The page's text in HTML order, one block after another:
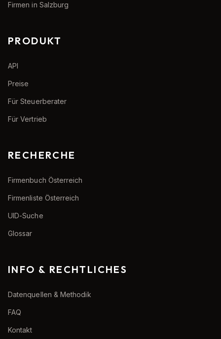
Firmen in Salzburg
PRODUKT
API
Preise
Für Steuerberater
Für Vertrieb
RECHERCHE
Firmenbuch Österreich
Firmenliste Österreich
UID-Suche
Glossar
INFO & RECHTLICHES
Datenquellen & Methodik
FAQ
Kontakt